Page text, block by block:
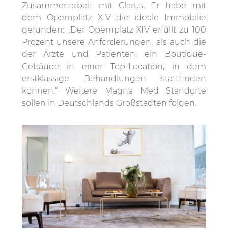
Zusammenarbeit mit Clarus. Er habe mit
dem Opernplatz XIV die ideale Immobilie
gefunden: „Der Opernplatz XIV erfüllt zu 100
Prozent unsere Anforderungen, als auch die
der Ärzte und Patienten: ein Boutique-
Gebäude in einer Top-Location, in dem
erstklassige Behandlungen stattfinden
können.“ Weitere Magna Med Standorte
sollen in Deutschlands Großstädten folgen.